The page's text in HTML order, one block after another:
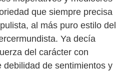
que siempre precisa
al más puro estilo del
Ya decía
del carácter con
de sentimientos y